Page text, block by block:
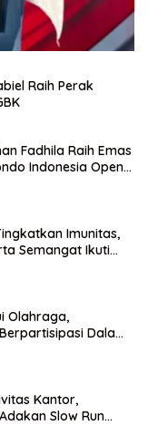
Raih Perak
Fadhila Raih Emas
Indonesia Open
Imunitas,
Semangat Ikuti
Olahraga,
Dalam
Kantor,
Slow Run